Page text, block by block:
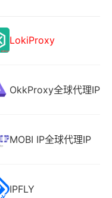
LokiProxy
OkkProxy全球代理IP
MOBI IP全球代理IP
IPFLY